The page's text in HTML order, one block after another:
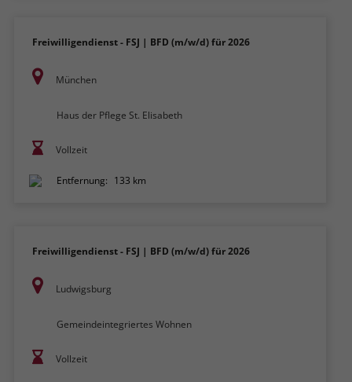
Freiwilligendienst - FSJ | BFD (m/w/d) für 2026
München
Haus der Pflege St. Elisabeth
Vollzeit
Entfernung: 133 km
Freiwilligendienst - FSJ | BFD (m/w/d) für 2026
Ludwigsburg
Gemeindeintegriertes Wohnen
Vollzeit